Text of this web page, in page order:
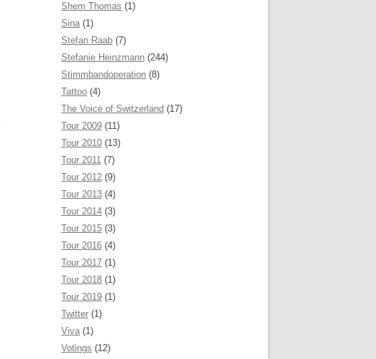
Shem Thomas (1)
Sina (1)
Stefan Raab (7)
Stefanie Heinzmann (244)
Stimmbandoperation (8)
Tattoo (4)
The Voice of Switzerland (17)
Tour 2009 (11)
Tour 2010 (13)
Tour 2011 (7)
Tour 2012 (9)
Tour 2013 (4)
Tour 2014 (3)
Tour 2015 (3)
Tour 2016 (4)
Tour 2017 (1)
Tour 2018 (1)
Tour 2019 (1)
Twitter (1)
Viva (1)
Votings (12)